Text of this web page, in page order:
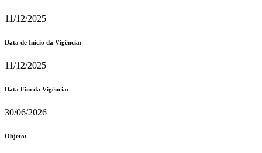
11/12/2025
Data de Início da Vigência:
11/12/2025
Data Fim da Vigência:
30/06/2026
Objeto: